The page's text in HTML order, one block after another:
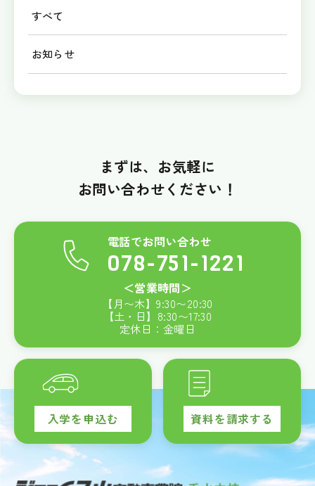
すべて
お知らせ
まずは、お気軽に
お問い合わせください！
電話でお問い合わせ
078-751-1221
＜営業時間＞
【月〜木】9:30〜20:30
【土・日】 8:30〜17:30
定休日：金曜日
入学を申込む 資料を請求する